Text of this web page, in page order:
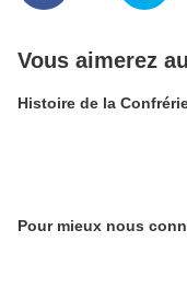
Vous aimerez
Histoire de la
Pour mieux nous